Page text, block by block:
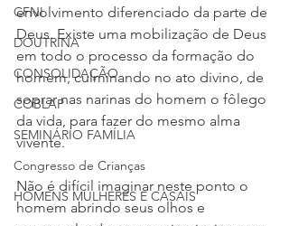
CFNI
DOUTRINA
CONSOLIDAÇÃO
COBLAP
SEMINÁRIO FAMÍLIA
Congresso de Crianças
HOMENS MULHERES E CASAIS
envolvimento diferenciado da parte de
Deus. Existe uma mobilização de Deus
em todo o processo da formação do
homem, culminando no ato divino, de
soprar nas narinas do homem o fôlego
da vida, para fazer do mesmo alma
vivente.
Não é difícil imaginar neste ponto o
homem abrindo seus olhos e